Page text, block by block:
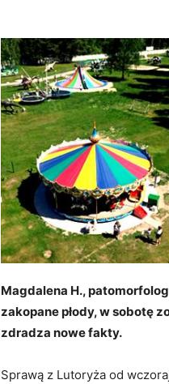
Magdalena H.,
zakopane płody, w sobotę
zdradza nowe fakty.
Sprawą z Lutoryża od